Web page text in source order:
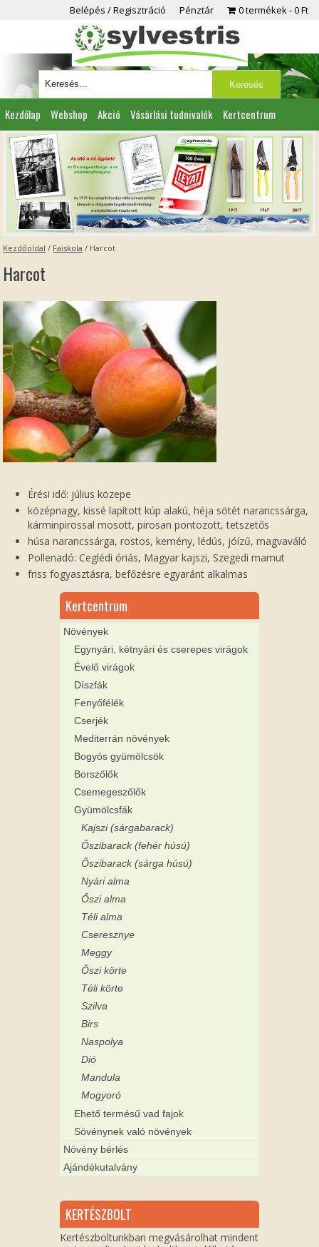
Belépés / Regisztráció Pénztár 0 termékek 0 Ft
Kezdőlap Webshop Akció Vásárlási tudnivalók Kertcentrum
Viszonteladóknak Partnereink Kapcsolat
Kezdőoldal / Faiskola / Harcot
Harcot
Érési idő: július közepe
középnagy, kissé lapított kúp alakú, héja sötét narancssárga,
kárminpirossal mosott, pirosan pontozott, tetszetős
húsa narancssárga, rostos, kemény, lédús, jóízű, magvaváló
Pollenadó: Ceglédi óriás, Magyar kajszi, Szegedi mamut
friss fogyasztásra, befőzésre egyaránt alkalmas
Kertcentrum
Növények
Egynyári, kétnyári és cserepes virágok
Évelő virágok
Díszfák
Fenyőfélék
Cserjék
Mediterrán növények
Bogyós gyümölcsök
Borszőlők
Csemegeszőlők
Gyümölcsfák
Kajszi (sárgabarack)
Őszibarack (fehér húsú)
Őszibarack (sárga húsú)
Nyári alma
Őszi alma
Téli alma
Cseresznye
Meggy
Őszi körte
Téli körte
Szilva
Birs
Naspolya
Dió
Mandula
Mogyoró
Ehető termésű vad fajok
Sövénynek való növények
Növény bérlés
Ajándékutalvány
KERTÉSZBOLT
Kertészboltunkban megvásárolhat mindent